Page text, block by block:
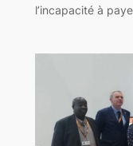
l’incapacité à